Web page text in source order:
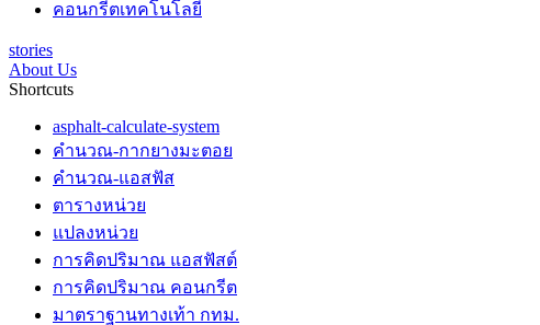
คอนกรีตเทคโนโลยี
stories
About Us
Shortcuts
asphalt-calculate-system
คำนวณ-กากยางมะตอย
คำนวณ-แอสฟัส
ตารางหน่วย
แปลงหน่วย
การคิดปริมาณ แอสฟัสต์
การคิดปริมาณ คอนกรีต
มาตราฐานทางเท้า กทม.